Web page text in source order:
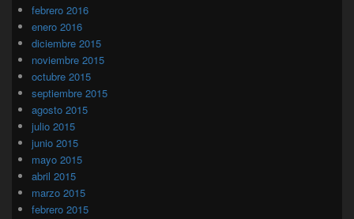
febrero 2016
enero 2016
diciembre 2015
noviembre 2015
octubre 2015
septiembre 2015
agosto 2015
julio 2015
junio 2015
mayo 2015
abril 2015
marzo 2015
febrero 2015